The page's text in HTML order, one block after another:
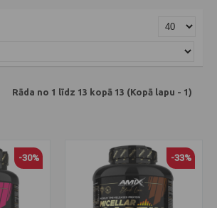
Rāda no 1 līdz 13 kopā 13 (Kopā lapu - 1)
-30% -33%